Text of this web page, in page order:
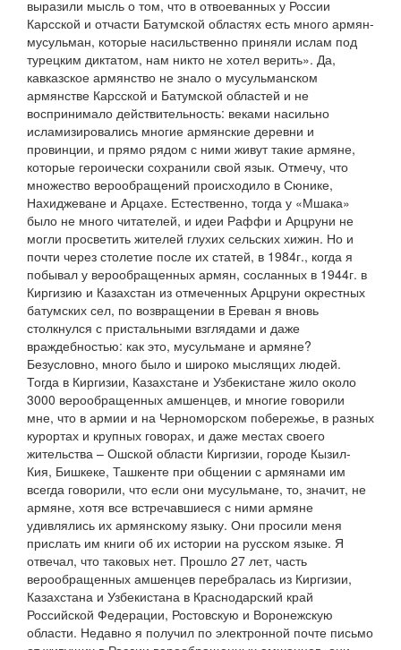
выразили мысль о том, что в отвоеванных у России
Карсской и отчасти Батумской областях есть много армян-
мусульман, которые насильственно приняли ислам под
турецким диктатом, нам никто не хотел верить». Да,
кавказское армянство не знало о мусульманском
армянстве Карсской и Батумской областей и не
воспринимало действительность: веками насильно
исламизировались многие армянские деревни и
провинции, и прямо рядом с ними живут такие армяне,
которые героически сохранили свой язык. Отмечу, что
множество верообращений происходило в Сюнике,
Нахиджеване и Арцахе. Естественно, тогда у «Мшака»
было не много читателей, и идеи Раффи и Арцруни не
могли просветить жителей глухих сельских хижин. Но и
почти через столетие после их статей, в 1984г., когда я
побывал у верообращенных армян, сосланных в 1944г. в
Киргизию и Казахстан из отмеченных Арцруни окрестных
батумских сел, по возвращении в Ереван я вновь
столкнулся с пристальными взглядами и даже
враждебностью: как это, мусульмане и армяне?
Безусловно, много было и широко мыслящих людей.
Тогда в Киргизии, Казахстане и Узбекистане жило около
3000 верообращенных амшенцев, и многие говорили
мне, что в армии и на Черноморском побережье, в разных
курортах и крупных говорах, и даже местах своего
жительства – Ошской области Киргизии, городе Кызил-
Кия, Бишкеке, Ташкенте при общении с армянами им
всегда говорили, что если они мусульмане, то, значит, не
армяне, хотя все встречавшиеся с ними армяне
удивлялись их армянскому языку. Они просили меня
прислать им книги об их истории на русском языке. Я
отвечал, что таковых нет. Прошло 27 лет, часть
верообращенных амшенцев перебралась из Киргизии,
Казахстана и Узбекистана в Краснодарский край
Российской Федерации, Ростовскую и Воронежскую
области. Недавно я получил по электронной почте письмо